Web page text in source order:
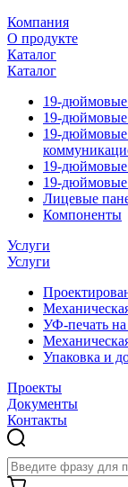
Компания
О продукте
Каталог
Каталог
19-дюймовые
19-дюймовые
19-дюймовые
19-дюймовые
19-дюймовые
Лицевые
Компоненты
Услуги
Услуги
УФ-печать
Упаковка и
Проекты
Документы
Контакты